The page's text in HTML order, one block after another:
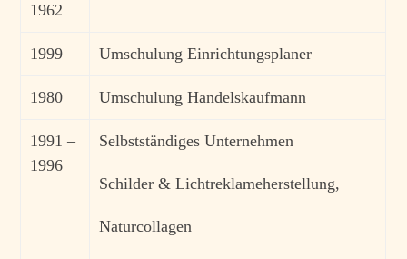
1962
1999 Umschulung Einrichtungsplaner
1980 Umschulung Handelskaufmann
1991 –
1996
Selbstständiges Unternehmen
Schilder &Lichtreklameherstellung,
Naturcollagen